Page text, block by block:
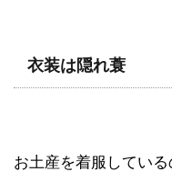
衣装は隠れ蓑
お土産を着服している